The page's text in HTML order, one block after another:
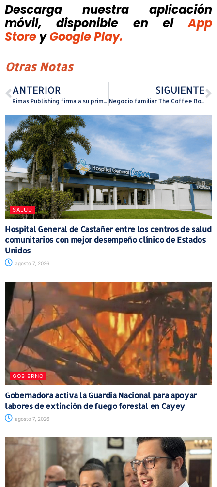
Descarga nuestra aplicación
móvil, disponible
en el
App
Store y Google Play.
Otras Notas
ANTERIOR
Rimas Publishing firma a su primer talento en España, introduciéndose al mercado europeo
SIGUIENTE
Negocio familiar The Coffee Boutique sufre pérdida total tras incendio provocado por fluctuaciones eléctricas
SALUD
Hospital General de Castañer entre los centros de salud
comunitarios con mejor desempeño clínico de Estados
Unidos
agosto 7, 2026
GOBIERNO
Gobernadora activa la Guardia Nacional para apoyar
labores de extinción de fuego forestal en Cayey
agosto 7, 2026